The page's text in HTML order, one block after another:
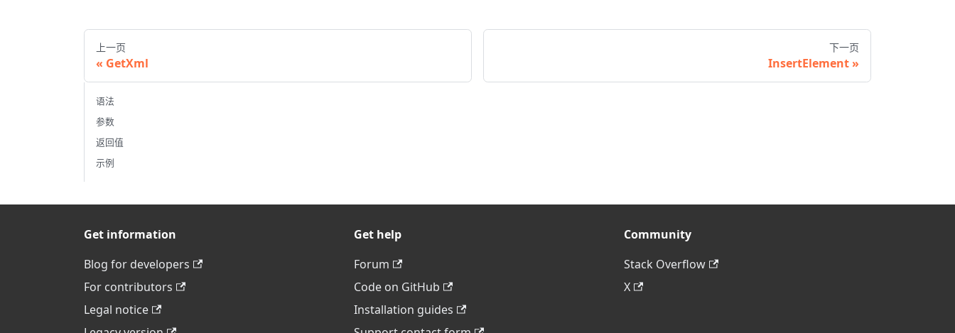
上一页
GetXml
下一页
InsertElement
语法
参数
返回值
示例
Get information
Blog for developers
For contributors
Legal notice
Get help
Forum
Code on GitHub
Installation guides
Community
Stack Overflow
X